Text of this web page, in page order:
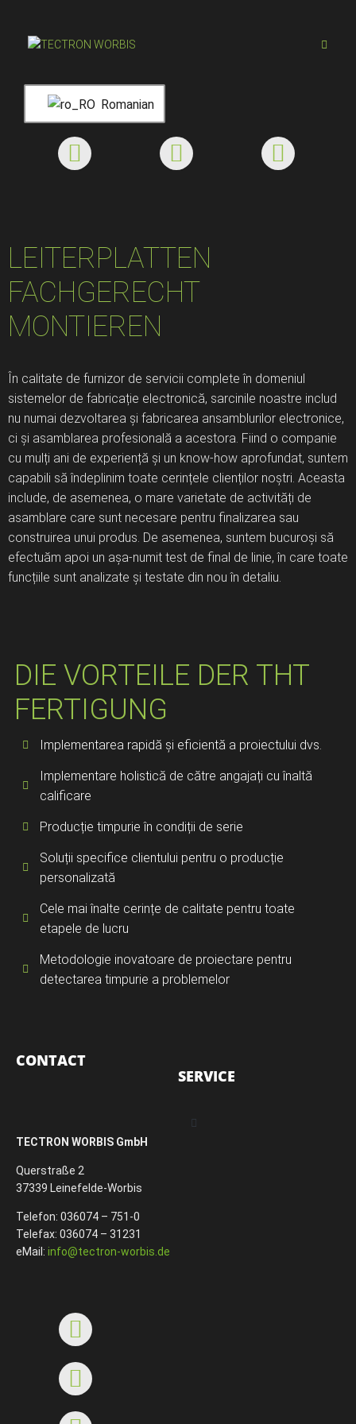
Romanian
LEITERPLATTEN
FACHGERECHT
MONTIEREN​
În calitate de furnizor de servicii complete în domeniul
sistemelor de fabricație electronică, sarcinile noastre includ
nu numai dezvoltarea și fabricarea ansamblurilor electronice,
ci și asamblarea profesională a acestora. Fiind o companie
cu mulți ani de experiență și un know-how aprofundat, suntem
capabili să îndeplinim toate cerințele clienților noștri. Aceasta
include, de asemenea, o mare varietate de activități de
asamblare care sunt necesare pentru finalizarea sau
construirea unui produs. De asemenea, suntem bucuroși să
efectuăm apoi un așa-numit test de final de linie, în care toate
funcțiile sunt analizate și testate din nou în detaliu.
DIE VORTEILE DER THT
FERTIGUNG​
Implementarea rapidă și eficientă a proiectului dvs.
Implementare holistică de către angajați cu înaltă
calificare
Producție timpurie în condiții de serie
Soluții specifice clientului pentru o producție
personalizată
Cele mai înalte cerințe de calitate pentru toate
etapele de lucru
Metodologie inovatoare de proiectare pentru
detectarea timpurie a problemelor
CONTACT
TECTRON WORBIS GmbH
Querstraße 2
37339 Leinefelde-Worbis
Telefon: 036074 – 751-0
Telefax: 036074 – 31231
eMail: info@tectron-worbis.de
SERVICE